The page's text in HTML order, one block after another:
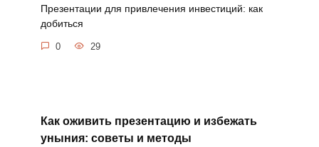
Презентации для привлечения инвестиций: как
добиться
0 29
Как оживить презентацию и избежать
уныния: советы и методы